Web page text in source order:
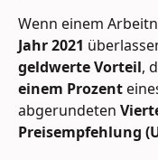
Wenn einem
Jahr 2021
geldwerte Vorteil,
einem Prozent
abgerundeten
Preisempfehlung